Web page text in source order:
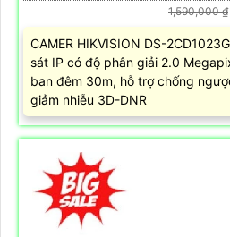
1,590,000 ₫
CAMER HIKVISION DS-
sát IP có độ phân giải 2.0
ban đêm 30m, hỗ trợ chống
giảm nhiễu 3D-DNR